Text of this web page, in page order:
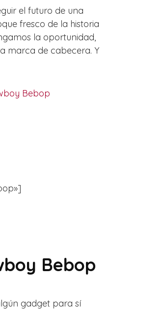
el futuro de una
fresco de la historia
la oportunidad,
marca de cabecera. Y
Bebop
Bebop
gadget para sí